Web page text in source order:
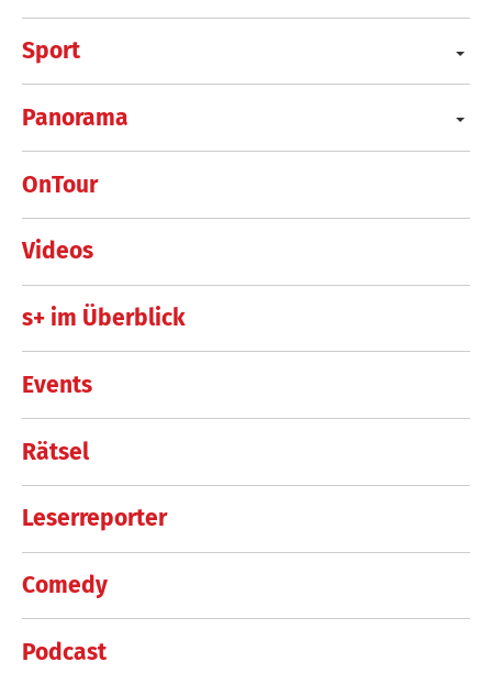
Sport
Panorama
OnTour
Videos
s+ im Überblick
Events
Rätsel
Leserreporter
Comedy
Podcast